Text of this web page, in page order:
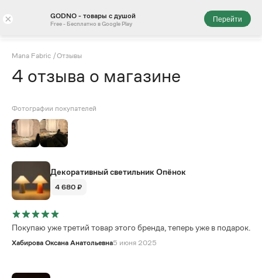
× GODNO - товары с душой
Free - Бесплатно в Google Play
Перейти
Mana Fabric /Отзывы
4 отзыва о магазине
Фотографии покупателей
Декоративный светильник Опёнок
4 680 ₽
Покупаю уже третий товар этого бренда, теперь уже в подарок.
Хабирова Оксана Анатольевна5 июня 2025